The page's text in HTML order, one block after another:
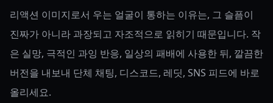
리액션 이미지로서 우는 얼굴이 통하는 이유는, 그 슬픔이
진짜가 아니라 과장되고 자조적으로 읽히기 때문입니다. 작
은 실망, 극적인 과잉 반응, 일상의 패배에 사용한 뒤, 깔끔한
버전을 내보내 단체 채팅, 디스코드, 레딧, SNS 피드에 바로
올리세요.